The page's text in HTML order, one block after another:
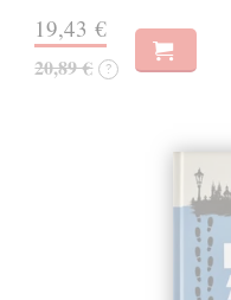
19,43 €
20,89 € ?